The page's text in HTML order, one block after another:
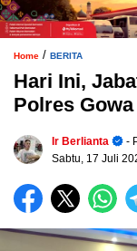
Home / BERITA
Hari Ini,
Polres
Ir Berlianta
-
Sabtu, 17 Juli